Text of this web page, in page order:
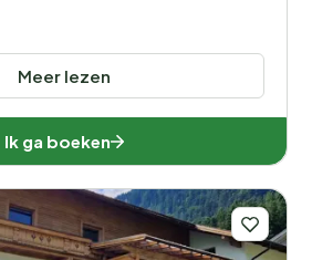
Meer lezen
Ik ga boeken